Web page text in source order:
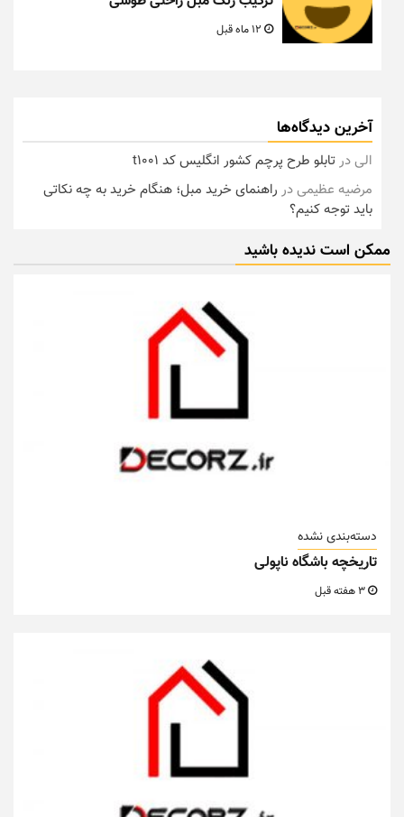
آخرین دیدگاه‌ها
الیدرتابلو طرح پرچم کشور انگلیس کد t1001
مرضیه عظیمیدر راهنمای خرید مبل؛ هنگام خرید به چه نکاتی
باید توجه کنیم؟
ممکن است ندیده باشید
دسته‌بندی نشده
تاریخچه باشگاه ناپولی